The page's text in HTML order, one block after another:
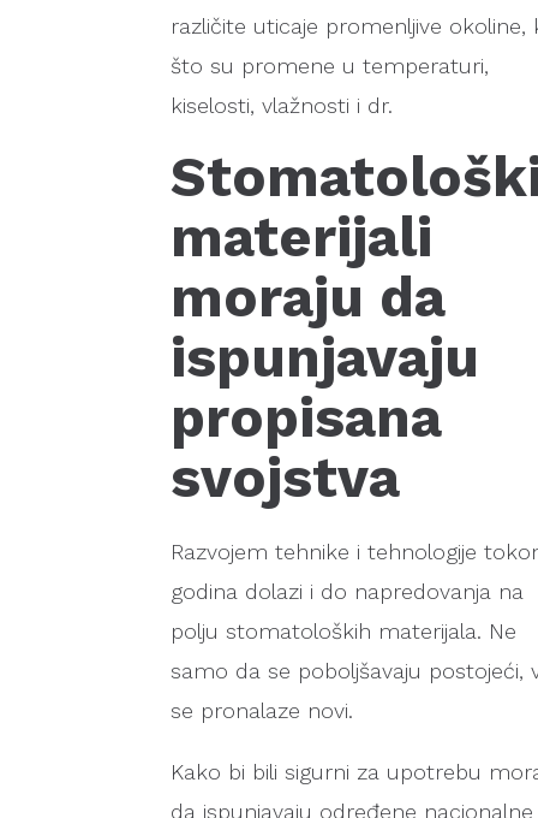
različite uticaje promenljive okoline,
što su promene u temperaturi,
kiselosti, vlažnosti i dr.
materijali
moraju da
ispunjavaju
propisana
svojstva
Razvojem tehnike i tehnologije
godina dolazi i do napredovanja na
polju stomatoloških materijala. Ne
samo da se poboljšavaju postojeći,
se pronalaze novi.
Kako bi bili sigurni za upotrebu
da ispunjavaju određene nacionalne